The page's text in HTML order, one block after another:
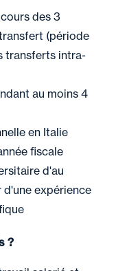
des 3
(période
transferts intra-
au moins 4
en Italie
fiscale
d'au
expérience
?